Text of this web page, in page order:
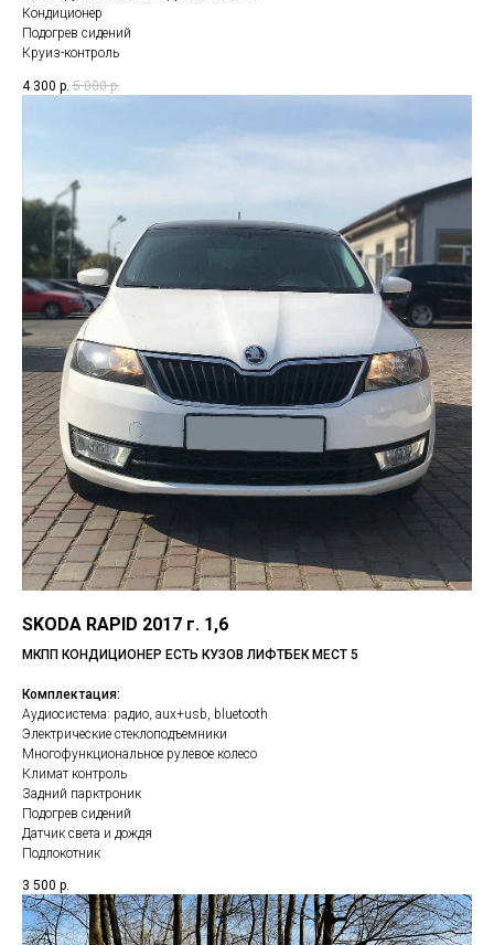
Кондиционер
Подогрев сидений
Круиз-контроль
4 300 р. 5 000 р.
SKODA RAPID 2017 г. 1,6
МКПП КОНДИЦИОНЕР ЕСТЬ КУЗОВ ЛИФТБЕК МЕСТ 5
Комплектация:
Аудиосистема: радио, aux+usb, bluetooth
Электрические стеклоподъемники
Многофункциональное рулевое колесо
Климат контроль
Задний парктроник
Подогрев сидений
Датчик света и дождя
Подлокотник
3 500 р.